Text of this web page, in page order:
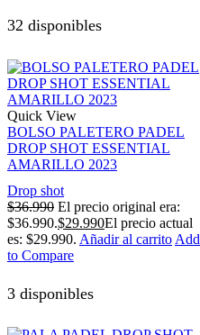
32 disponibles
Quick View
BOLSO PALETERO PADEL
DROP SHOT ESSENTIAL
AMARILLO 2023
Drop shot
$36.990 El precio original era:
$36.990.$29.990El precio actual
es: $29.990. Añadir al carrito Add
to Compare
3 disponibles